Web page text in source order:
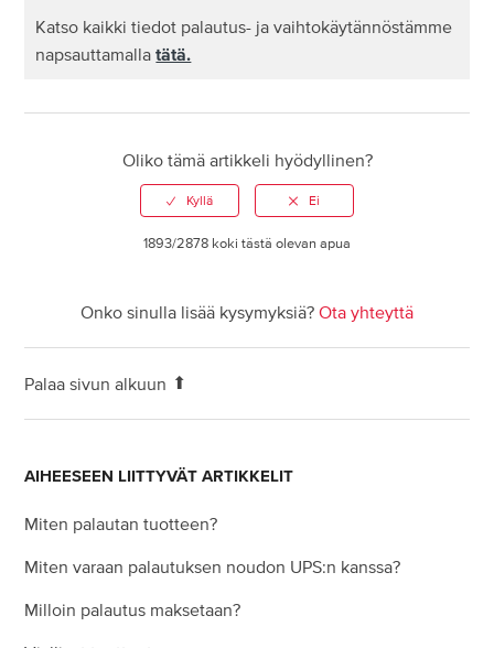
Vialliset tuotteet
Miten vaihdan tuotteen?
Miten varaan palautuksen noudon UPS:n kanssa?
Katso kaikki tiedot palautus- ja vaihtokäytännöstämme
napsauttamallatätä.
Oliko tämä artikkeli hyödyllinen?
1893/2878 koki tästä olevan apua
Onko sinulla lisää kysymyksiä? Ota yhteyttä
Palaa sivun alkuun
AIHEESEEN LIITTYVÄT ARTIKKELIT
Miten palautan tuotteen?
Miten varaan palautuksen noudon UPS:n kanssa?
Milloin palautus maksetaan?